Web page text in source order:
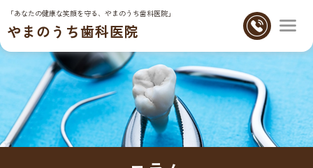
「あなたの健康な笑顔を守る、やまのうち歯科医院」
やまのうち歯科医院